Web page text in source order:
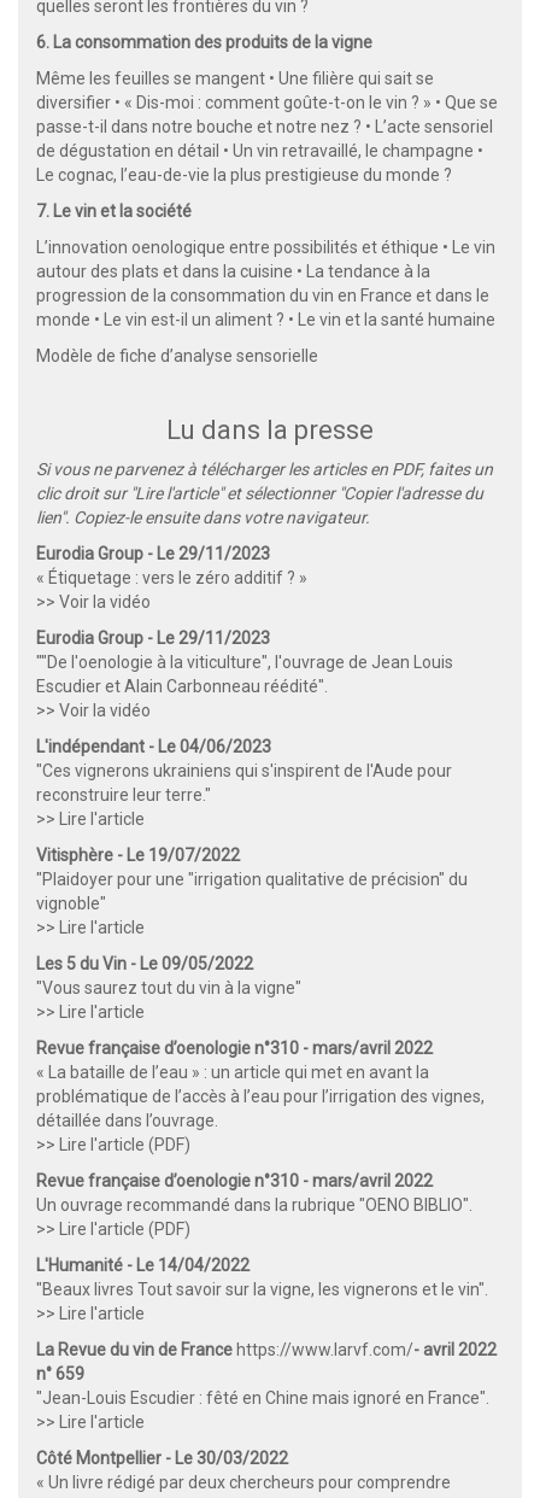
quelles seront les frontières du vin ?
6. La consommation des produits de la vigne
Même les feuilles se mangent • Une filière qui sait se
diversifier • « Dis-moi : comment goûte-t-on le vin ? » • Que se
passe-t-il dans notre bouche et notre nez ? • L’acte sensoriel
de dégustation en détail • Un vin retravaillé, le champagne •
Le cognac, l’eau-de-vie la plus prestigieuse du monde ?
7. Le vin et la société
L’innovation oenologique entre possibilités et éthique • Le vin
autour des plats et dans la cuisine • La tendance à la
progression de la consommation du vin en France et dans le
monde • Le vin est-il un aliment ? • Le vin et la santé humaine
Modèle de fiche d’analyse sensorielle
Lu dans la presse
Si vous ne parvenez à télécharger les articles en PDF, faites un
clic droit sur "Lire l'article" et sélectionner "Copier l'adresse du
lien". Copiez-le ensuite dans votre navigateur.
Eurodia Group - Le 29/11/2023
« Étiquetage : vers le zéro additif ? »
>> Voir la vidéo
Eurodia Group - Le 29/11/2023
""De l'oenologie à la viticulture", l'ouvrage de Jean Louis
Escudier et Alain Carbonneau réédité".
>> Voir la vidéo
L'indépendant - Le 04/06/2023
"Ces vignerons ukrainiens qui s'inspirent de l'Aude pour
reconstruire leur terre."
>> Lire l'article
Vitisphère - Le 19/07/2022
"Plaidoyer pour une "irrigation qualitative de précision" du
vignoble"
>> Lire l'article
Les 5 du Vin - Le 09/05/2022
"Vous saurez tout du vin à la vigne"
>> Lire l'article
Revue française d’oenologie n°310 - mars/avril 2022
« La bataille de l’eau » : un article qui met en avant la
problématique de l’accès à l’eau pour l’irrigation des vignes,
détaillée dans l’ouvrage.
>> Lire l'article (PDF)
Revue française d’oenologie n°310 - mars/avril 2022
Un ouvrage recommandé dans la rubrique "OENO BIBLIO".
>> Lire l'article (PDF)
L'Humanité - Le 14/04/2022
"Beaux livres Tout savoir sur la vigne, les vignerons et le vin".
>> Lire l'article
La Revue du vin de France https://www.larvf.com/- avril 2022
n° 659
"Jean-Louis Escudier : fêté en Chine mais ignoré en France".
>> Lire l'article
Côté Montpellier - Le 30/03/2022
« Un livre rédigé par deux chercheurs pour comprendre